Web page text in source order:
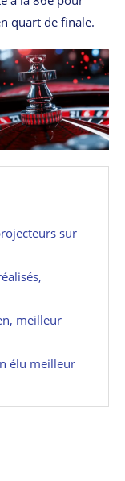
quart de finale.
sur
meilleur
élu meilleur